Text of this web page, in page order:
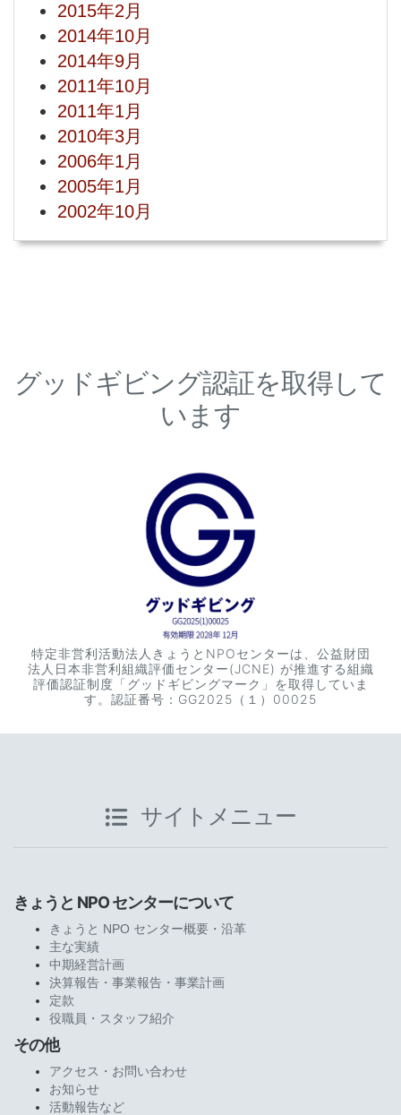
2015年2月
2014年10月
2014年9月
2011年10月
2011年1月
2010年3月
2006年1月
2005年1月
2002年10月
グッドギビング認証を取得して
います
特定非営利活動法人きょうとNPOセンターは、公益財団
法人日本非営利組織評価センター(JCNE) が推進する組織
評価認証制度「グッドギビングマーク」を取得していま
す。認証番号：GG2025（１）00025
サイトメニュー
きょうと NPO センターについて
きょうと NPO センター概要・沿革
主な実績
中期経営計画
決算報告・事業報告・事業計画
定款
役職員・スタッフ紹介
その他
アクセス・お問い合わせ
お知らせ
活動報告など